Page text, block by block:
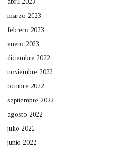
abril 2023
marzo 2023
febrero 2023
enero 2023
diciembre 2022
noviembre 2022
octubre 2022
septiembre 2022
agosto 2022
julio 2022
junio 2022